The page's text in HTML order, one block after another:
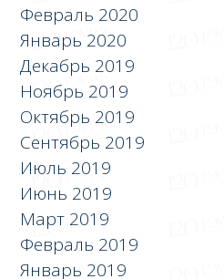
Февраль 2020
Январь 2020
Декабрь 2019
Ноябрь 2019
Октябрь 2019
Сентябрь 2019
Июль 2019
Июнь 2019
Март 2019
Февраль 2019
Январь 2019